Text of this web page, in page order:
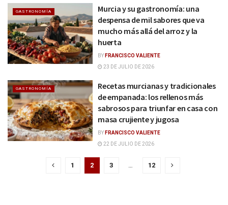
GASTRONOMÍA
Murcia y su gastronomía: una
despensa de mil sabores que va
mucho más allá del arroz y la
huerta
BY FRANCISCO VALIENTE
23 DE JULIO DE 2026
GASTRONOMÍA
Recetas murcianas y tradicionales
de empanada: los rellenos más
sabrosos para triunfar en casa con
masa crujiente y jugosa
BY FRANCISCO VALIENTE
22 DE JULIO DE 2026
1 2 3 … 12